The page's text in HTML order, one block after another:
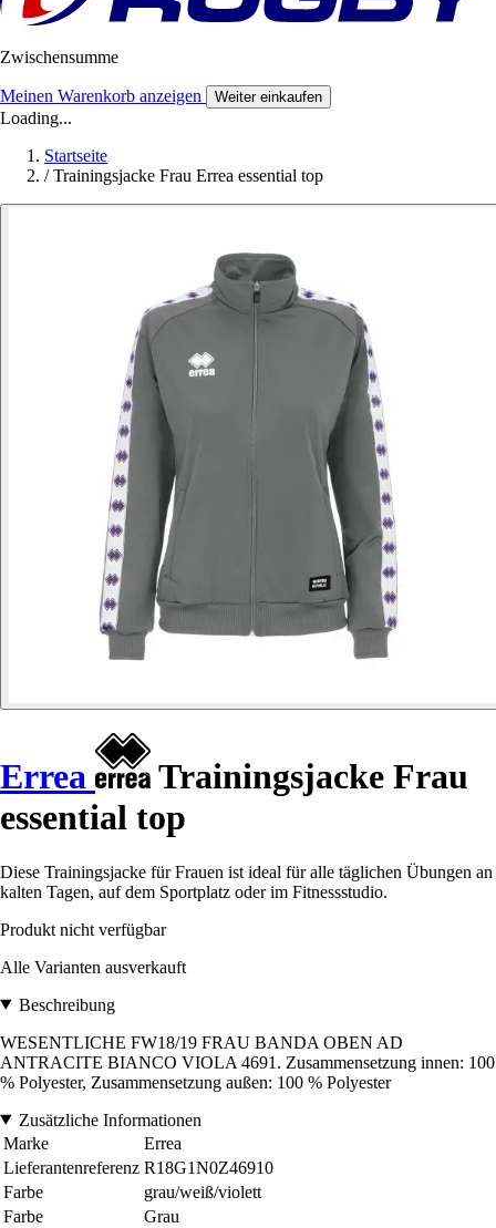
Zwischensumme
Meinen Warenkorb anzeigen Weiter einkaufen
Loading...
Startseite
/ Trainingsjacke Frau Errea essential top
Errea
Trainingsjacke Frau
essential top
Diese Trainingsjacke für Frauen ist ideal für alle täglichen Übungen an
kalten Tagen, auf dem Sportplatz oder im Fitnessstudio.
Produkt nicht verfügbar
Alle Varianten ausverkauft
Beschreibung
WESENTLICHE FW18/19 FRAU BANDA OBEN AD
ANTRACITE BIANCO VIOLA 4691. Zusammensetzung innen: 100
% Polyester, Zusammensetzung außen: 100 % Polyester
Zusätzliche Informationen
Marke
Errea
Lieferantenreferenz R18G1N0Z46910
Farbe
grau/weiß/violett
Farbe
Grau